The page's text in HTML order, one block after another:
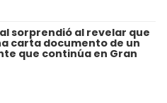
sorprendió al revelar que
carta documento de un
que continúa en Gran